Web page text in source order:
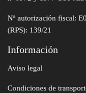
Nº autorización fiscal:
(RPS): 139/21
Información
Aviso legal
Condiciones de